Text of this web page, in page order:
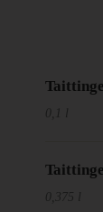
0,1 l
0,375 l